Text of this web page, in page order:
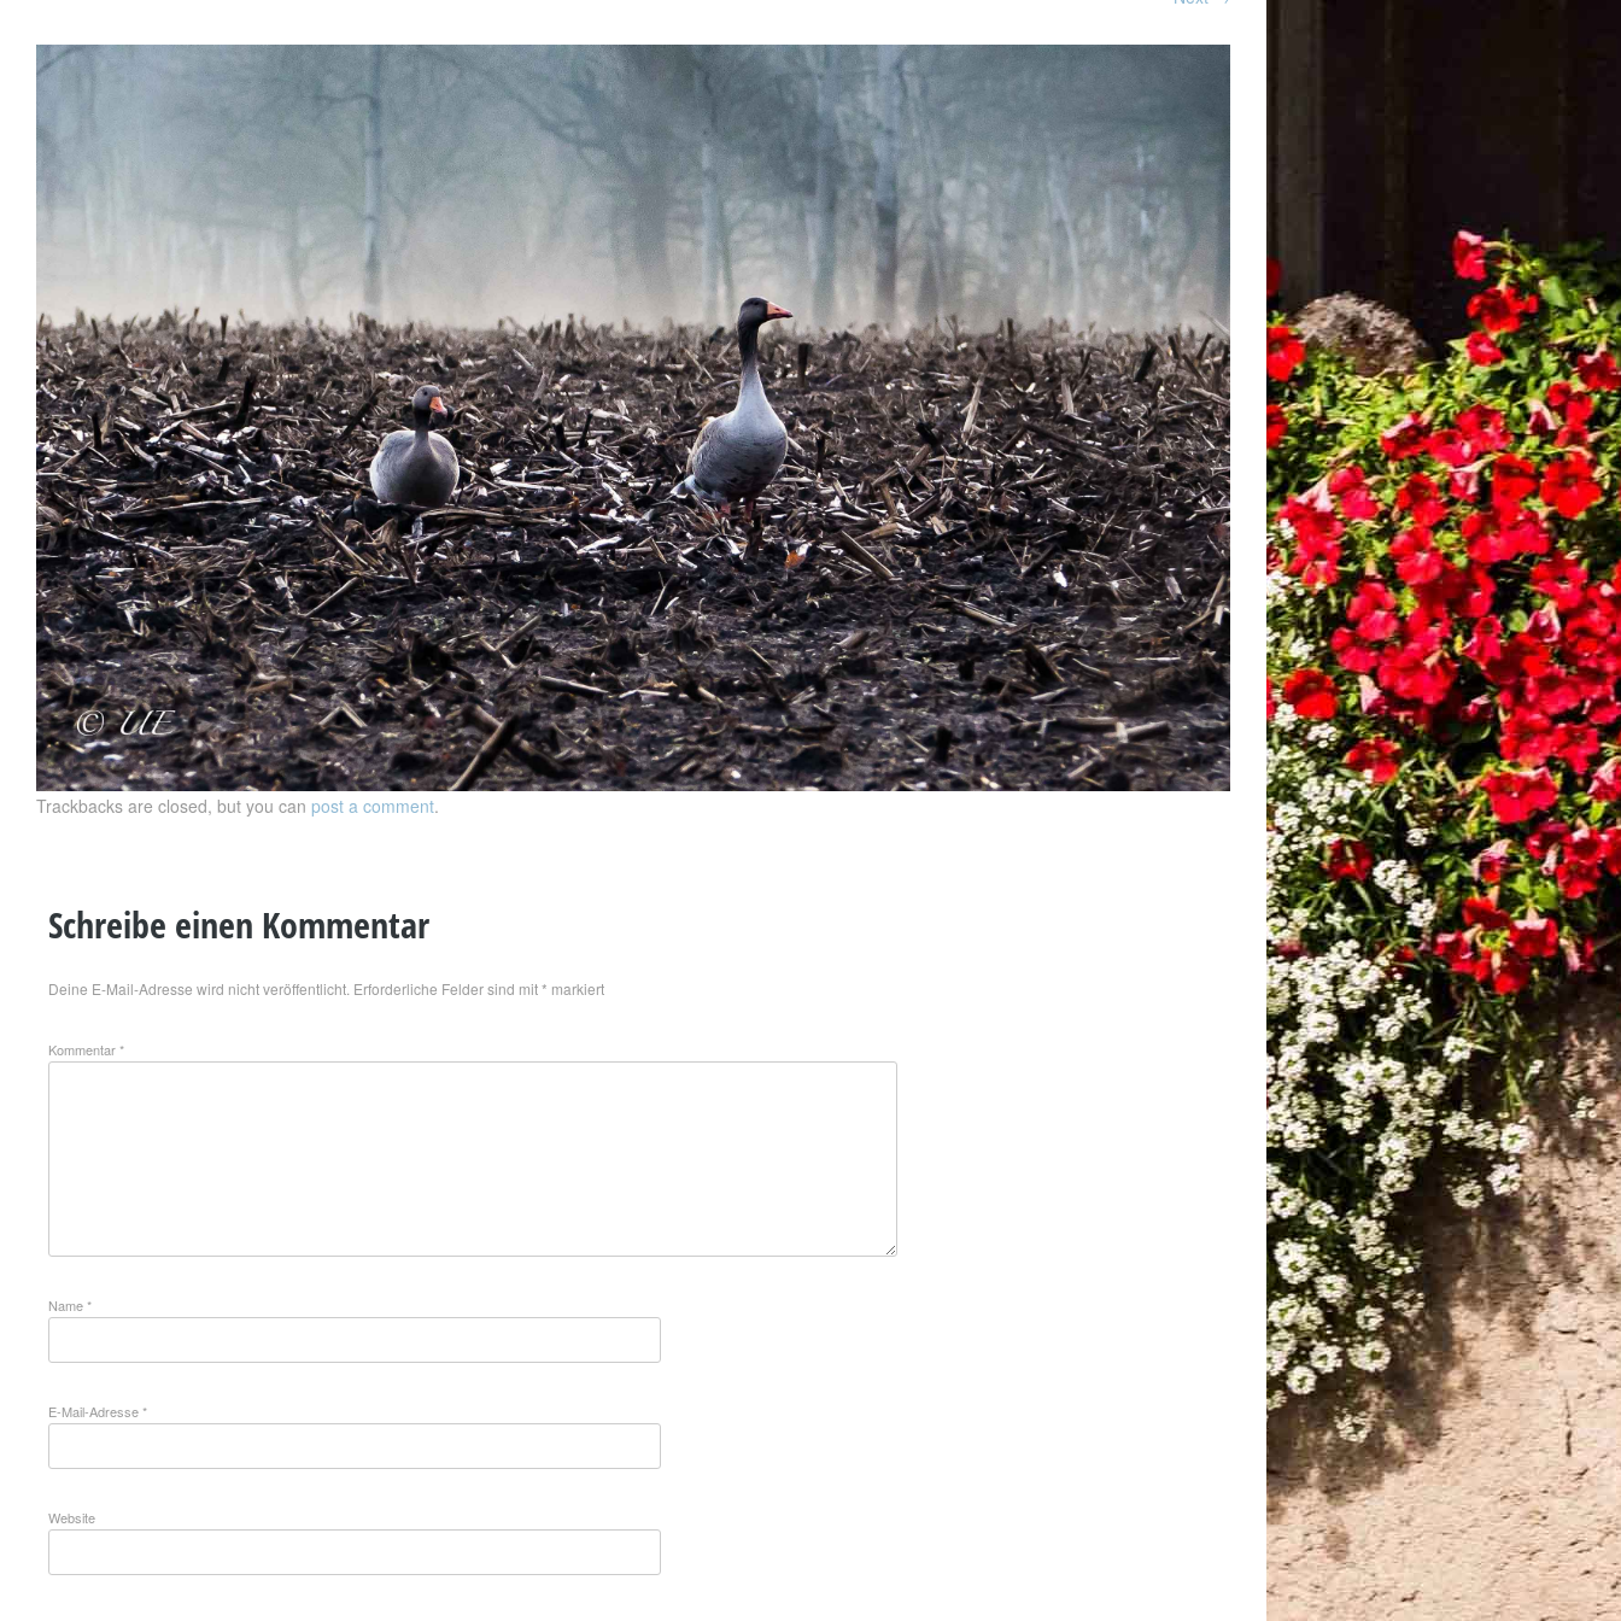
Trackbacks are closed, but you can post a comment.
Schreibe einen Kommentar
Deine E-Mail-Adresse wird nicht veröffentlicht. Erforderliche Felder sind mit* markiert
Kommentar*
Name*
E-Mail-Adresse*
Website